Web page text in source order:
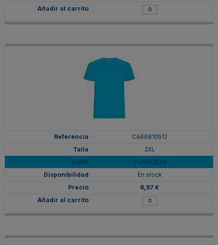
CA66810512
2XL
TURQUESA
En stock
6,97 €